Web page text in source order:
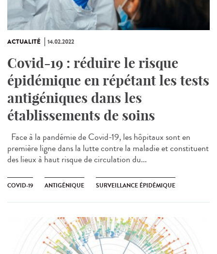
ACTUALITÉ 14.02.2022
Covid-19 : réduire le risque
épidémique en répétant les tests
antigéniques dans les
établissements de soins
Face à la pandémie de Covid-19, les hôpitaux sont en
première ligne dans la lutte contre la maladie et constituent
des lieux à haut risque de circulation du...
COVID-19 ANTIGÉNIQUE SURVEILLANCE ÉPIDÉMIQUE